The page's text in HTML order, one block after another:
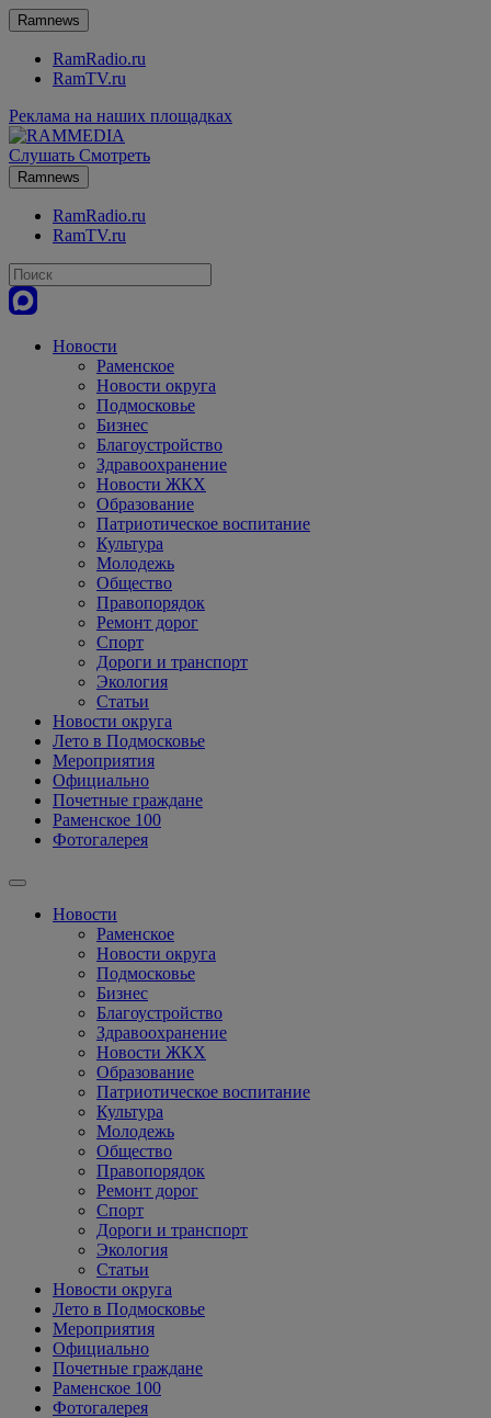
Ramnews
RamRadio.ru
RamTV.ru
Реклама на наших площадках
Слушать Смотреть
Ramnews
RamRadio.ru
RamTV.ru
Новости
Раменское
Новости округа
Подмосковье
Бизнес
Благоустройство
Здравоохранение
Новости ЖКХ
Образование
Патриотическое воспитание
Культура
Молодежь
Общество
Правопорядок
Ремонт дорог
Спорт
Дороги и транспорт
Экология
Статьи
Новости округа
Лето в Подмосковье
Мероприятия
Официально
Почетные граждане
Раменское 100
Фотогалерея
Новости
Раменское
Новости округа
Подмосковье
Бизнес
Благоустройство
Здравоохранение
Новости ЖКХ
Образование
Патриотическое воспитание
Культура
Молодежь
Общество
Правопорядок
Ремонт дорог
Спорт
Дороги и транспорт
Экология
Статьи
Новости округа
Лето в Подмосковье
Мероприятия
Официально
Почетные граждане
Раменское 100
Фотогалерея